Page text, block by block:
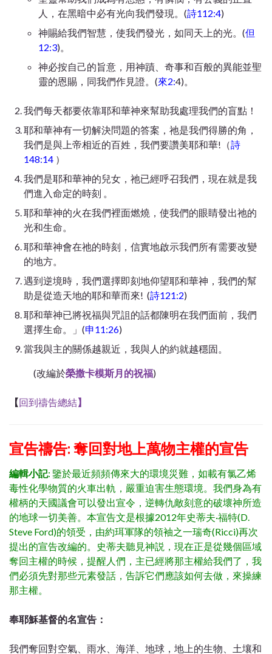
人，在黑暗中必有光向我們發現。(詩112:4)
神賜給我們智慧，使我們發光，如同天上的光。(但
12:3)。
神必按自己的旨意，用神蹟、奇事和百般的異能並聖
靈的恩賜，同我們作見證。(來2:4)。
我們每天都要依靠耶和華神來幫助我處理我們的盲點！
耶和華神有一切解決問題的答案，祂是我們得勝的角，
我們是與上帝相近的百姓，我們要讚美耶和華!（詩
148:14 ）
我們是耶和華神的兒女，祂已經呼召我們，現在就是我
們進入命定的時刻 。
耶和華神的火在我們裡面燃燒，使我們的眼睛發出祂的
光和生命。
耶和華神會在祂的時刻，信實地啟示我們所有需要改變
的地方。
遇到逆境時，我們選擇即刻地仰望耶和華神，我們的幫
助是從造天地的耶和華而來! (詩121:2)
耶和華神已將祝福與咒詛的話都陳明在我們面前，我們
選擇生命。」(申11:26)
當我與主的關係越親近，我與人的約就越穩固。
(改編於榮撒卡模斯月的祝福)
【回到禱告總結】
宣告禱告: 奪回對地上萬物主權的宣告
編輯小記: 鑒於最近頻頻傳來大的環境災難，如載有氯乙烯
毒性化學物質的火車出軌，嚴重迫害生態環境。我們身為有
權柄的天國議會可以發出宣令，逆轉仇敵刻意的破壞神所造
的地球一切美善。本宣告文是根據2012年史蒂夫·福特(D.
Steve Ford)的領受，由約珥軍隊的領袖之一瑞奇(Ricci)再次
提出的宣告改編的。史蒂夫聽見神説，現在正是從幾個區域
奪回主權的時候，提醒人們，主已經將那主權給我們了，我
們必須先對那些元素發話，告訴它們應該如何去做，來操練
那主權。
奉耶穌基督的名宣告：
我們奪回對空氣、雨水、海洋、地球，地上的生物、土壤和